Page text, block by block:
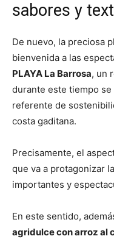
sabores y
De nuevo, la preciosa
bienvenida a las
PLAYA La Barrosa, un
durante este tiempo
referente de
costa gaditana.
Precisamente, el
que va a protagonizar
importantes y
En este sentido,
agridulce con arroz al